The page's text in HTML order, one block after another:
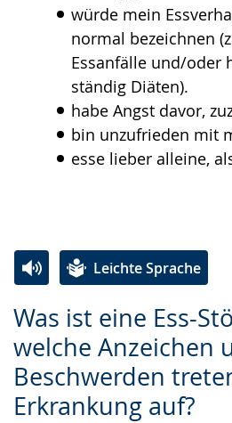
würde mein
normal bezeichnen
Essanfälle und/oder
ständig Diäten).
habe Angst davor,
bin unzufrieden mit
esse lieber alleine,
Was ist eine Ess-
welche Anzeichen
Beschwerden
Erkrankung auf?
Leichte Sprache
Leichten
Sprache
wechseln.
Audio-
Unterstützung.
Video
in
Deutscher
Gebärdensprache